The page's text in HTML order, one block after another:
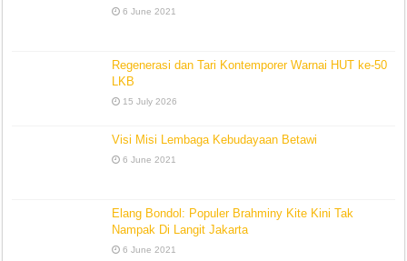
6 June 2021
Regenerasi dan Tari Kontemporer Warnai HUT ke-50
LKB
15 July 2026
Visi Misi Lembaga Kebudayaan Betawi
6 June 2021
Elang Bondol: Populer Brahminy Kite Kini Tak
Nampak Di Langit Jakarta
6 June 2021